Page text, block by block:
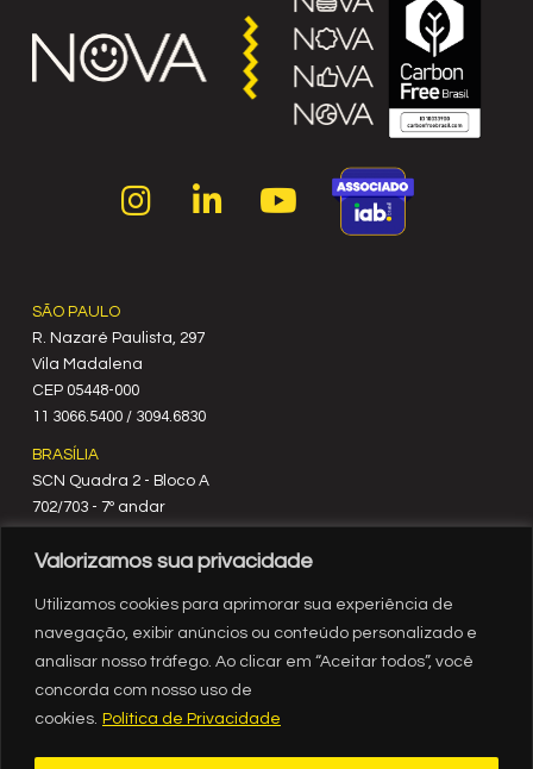
Valorizamos sua privacidade
Utilizamos cookies para aprimorar sua experiência de
navegação, exibir anúncios ou conteúdo personalizado e
analisar nosso tráfego. Ao clicar em “Aceitar todos”, você
concorda com nosso uso de
cookies. Política de Privacidade
SÃO PAULO
R. Nazaré Paulista, 297
Vila Madalena
C‍EP 05448-000
11 3066.5400 / 3094.6830
BRASÍLIA
SCN Quadra 2 - Bloco A
702/703 - 7º andar
61 3329.8200
RIO DE JANEIRO
Rua México, nº 3
21 3554.1720